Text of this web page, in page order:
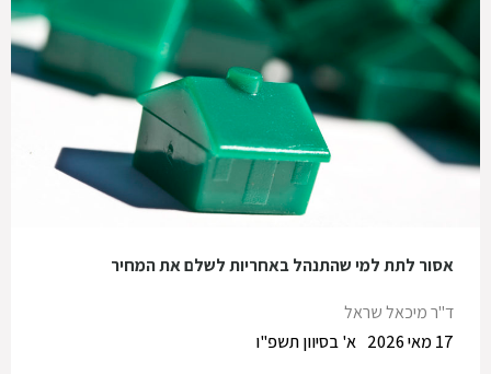
אסור לתת למי שהתנהל באחריות לשלם את המחיר
ד"ר מיכאל שראל
א' בסיוון תשפ"ו
17 מאי 2026